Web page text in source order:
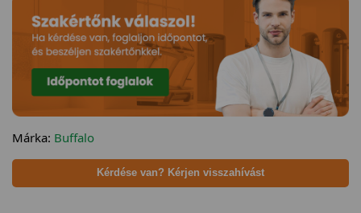
Márka: Buffalo
Kérdése van? Kérjen visszahívást